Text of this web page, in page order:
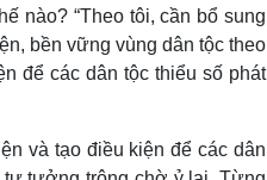
nào? “Theo tôi, cần bổ sung
bền vững vùng dân tộc theo
để các dân tộc thiểu số phát
và tạo điều kiện để các dân